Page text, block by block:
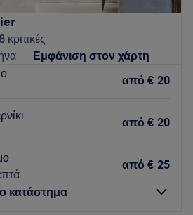
κριτικές
Εμφάνιση στον χάρτη
από € 20
από € 20
από € 25
κατάστημα